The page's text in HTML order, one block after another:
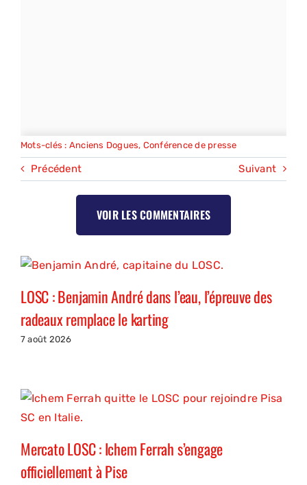
Mots-clés : Anciens Dogues, Conférence de presse
Précédent Suivant
VOIR LES COMMENTAIRES
LOSC : Benjamin André dans l’eau, l’épreuve des
radeaux remplace le karting
7 août 2026
Mercato LOSC : Ichem Ferrah s’engage
officiellement à Pise